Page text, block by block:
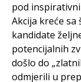
pod
Akcija kreće
kandidate
potencijalnih
došlo do
odmjerili u